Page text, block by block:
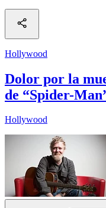
Hollywood
Dolor por la
de “Spider-
Hollywood